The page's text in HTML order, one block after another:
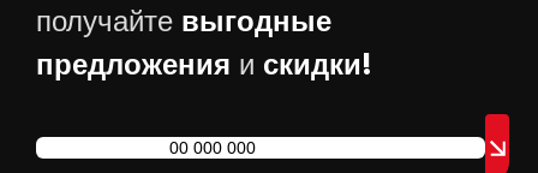
получайте выгодные
предложения и скидки!